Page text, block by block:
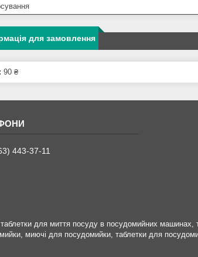
для замовлення
90 ₴
443-37-11
для миття посуду в посудомийних
миючі для посудомийки, таблетки для